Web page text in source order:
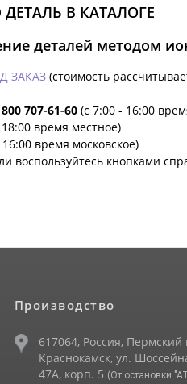
В КАТАЛОГЕ
деталей методом
ЗАКАЗ (стоимость
707-61-60 (с 7:00 - 16:00
время местное)
16:00 время московское)
воспользуйтесь кнопками
Производство
617064, Россия, Пермский
Краснокамск, ул.
47А, корп. 5 (От остановки